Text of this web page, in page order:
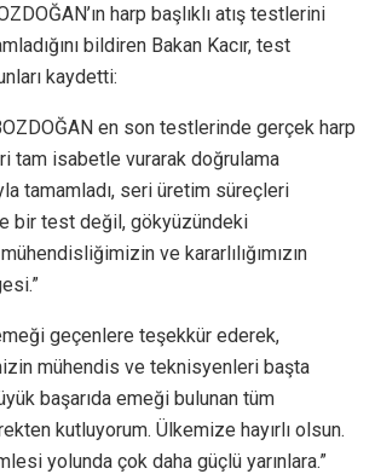
harp başlıklı atış testlerini
bildiren Bakan Kacır, test
kaydetti:
en son testlerinde gerçek harp
tam isabetle vurarak doğrulama
tamamladı, seri üretim süreçleri
bir test değil, gökyüzündeki
mühendisliğimizin ve kararlılığımızın
geçenlere teşekkür ederek,
mühendis ve teknisyenleri başta
başarıda emeği bulunan tüm
kutluyorum. Ülkemize hayırlı olsun.
yolunda çok daha güçlü yarınlara.”